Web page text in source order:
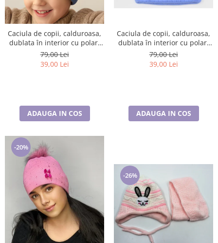
Caciula de copii, calduroasa,
dublata în interior cu polar,
care acoperă urechile și
fruntea
79,00 Lei
39,00 Lei
ADAUGA IN COS
Caciula de copii, calduroasa,
dublata în interior cu polar,
care acoperă urechile și
fruntea
79,00 Lei
39,00 Lei
ADAUGA IN COS
-20%
-26%